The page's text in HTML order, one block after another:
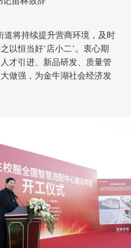
道将持续提升营商环境，及时
以恒当好‘店小二’。衷心期
才引进、新品研发、质量管
做强，为金牛湖社会经济发